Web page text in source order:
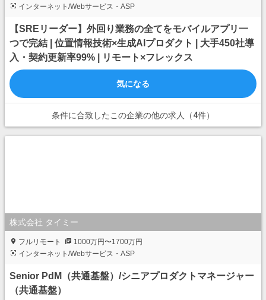
インターネット/Webサービス・ASP
【SREリーダー】外回り業務の全てをモバイルアプリ一
つで完結 | 位置情報技術×生成AIプロダクト | 大手450社導
入・契約更新率99% | リモート×フレックス
気になる
条件に合致したこの企業の他の求人（4件）
株式会社 タイミー
フルリモート
1000万円〜1700万円
インターネット/Webサービス・ASP
Senior PdM（共通基盤）/シニアプロダクトマネージャー
（共通基盤）